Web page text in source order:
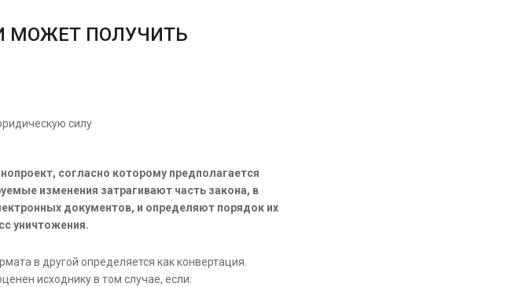
МОЖЕТ ПОЛУЧИТЬ
согласно которому предполагается
изменения затрагивают часть закона, в
документов, и определяют порядок их
уничтожения.
в другой определяется как конвертация.
исходнику в том случае, если: